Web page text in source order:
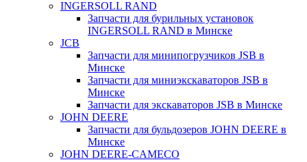
INGERSOLL RAND
Запчасти для бурильных установок
INGERSOLL RAND в Минске
JCB
Запчасти для минипогрузчиков JSB в
Минске
Запчасти для миниэкскаваторов JSB в
Минске
Запчасти для экскаваторов JSB в Минске
JOHN DEERE
Запчасти для бульдозеров JOHN DEERE в
Минске
JOHN DEERE-CAMECO